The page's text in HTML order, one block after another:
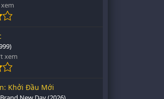
xem
Khởi Đầu Mới